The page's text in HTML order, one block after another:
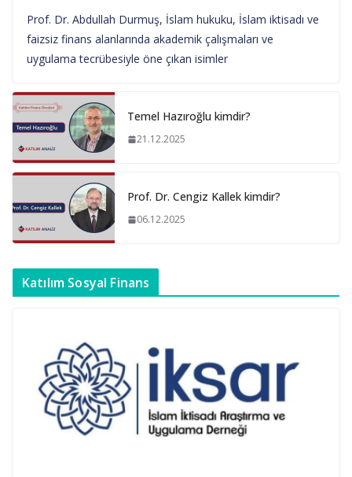
Prof. Dr. Abdullah Durmuş, İslam hukuku, İslam iktisadı ve
faizsiz finans alanlarında akademik çalışmaları ve
uygulama tecrübesiyle öne çıkan isimler
Temel Hazıroğlu kimdir?
21.12.2025
Prof. Dr. Cengiz Kallek kimdir?
06.12.2025
Katılım Sosyal Finans